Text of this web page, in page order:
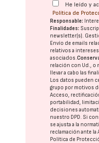
He leído y
Política de
Responsable:
Finalidades:
newsletter(s).
Envío de emails
relativos a
asociados.
relación con Ud., o
llevar a cabo las
Los datos pueden
grupo por motivos
Acceso,
portabilidad,
decisiones
nuestro DPD. Si
se ajusta a la
reclamación ante la
Política de